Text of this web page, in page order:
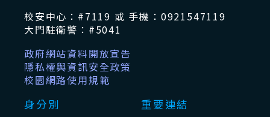
校安中心：#7119 或 手機：0921547119
大門駐衛警：#5041
政府網站資料開放宣告
隱私權與資訊安全政策
校園網路使用規範
身分別 重要連結